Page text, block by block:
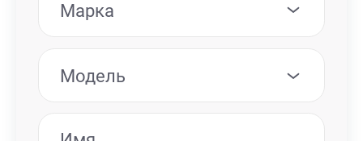
Марка
Модель